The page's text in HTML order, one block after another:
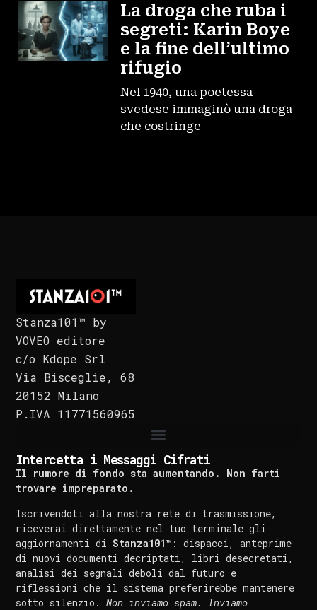
La droga che ruba i
segreti: Karin Boye
e la fine dell’ultimo
rifugio
Nel 1940, una poetessa
svedese immaginò una droga
che costringe
Stanza101™ by
VOVEO editore
c/o Kdope Srl
Via Bisceglie, 68
20152 Milano
P.IVA 11771560965
Intercetta i Messaggi Cifrati
Il rumore di fondo sta aumentando. Non farti
trovare impreparato.
Iscrivendoti alla nostra rete di trasmissione,
riceverai direttamente nel tuo terminale gli
aggiornamenti diStanza101™ : dispacci, anteprime
di nuovi documenti decriptati, libri desecretati,
analisi dei segnali deboli dal futuro e
riflessioni che il sistema preferirebbe mantenere
sotto silenzio.Non inviamo spam. Inviamo